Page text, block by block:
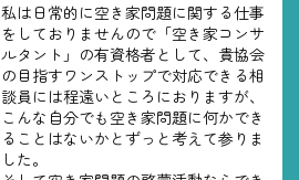
私は日常的に空き家問題に関する仕事
をしておりませんので「空き家コンサ
ルタント」の有資格者として、貴協会
の目指すワンストップで対応できる相
談員には程遠いところにおりますが、
こんな自分でも空き家問題に何かでき
ることはないかとずっと考えて参りま
した。